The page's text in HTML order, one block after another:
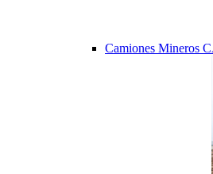
Camiones Mineros